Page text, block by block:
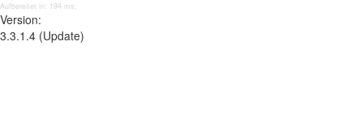
Aufbereitet in: 194 ms;
Version:
3.3.1.4 (Update)